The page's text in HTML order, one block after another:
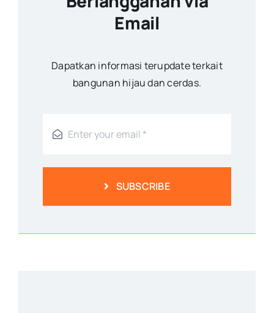
Email
Dapatkan informasi terupdate terkait
bangunan hijau dan cerdas.
SUBSCRIBE